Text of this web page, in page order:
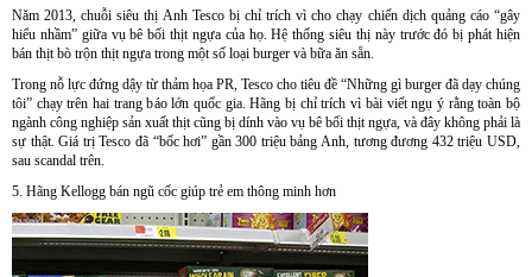
Năm 2013, chuỗi siêu thị Anh Tesco bị chỉ trích vì cho chạy chiến dịch quảng cáo “gây
hiểu nhầm” giữa vụ bê bối thịt ngựa của họ. Hệ thống siêu thị này trước đó bị phát hiện
bán thịt bò trộn thịt ngựa trong một số loại burger và bữa ăn sẵn.
Trong nỗ lực đứng dậy từ thảm họa PR, Tesco cho tiêu đề “Những gì burger đã dạy chúng
tôi” chạy trên hai trang báo lớn quốc gia. Hãng bị chỉ trích vì bài viết ngụ ý rằng toàn bộ
ngành công nghiệp sản xuất thịt cũng bị dính vào vụ bê bối thịt ngựa, và đây không phải là
sự thật. Giá trị Tesco đã “bốc hơi” gần 300 triệu bảng Anh, tương đương 432 triệu USD,
sau scandal trên.
5. Hãng Kellogg bán ngũ cốc giúp trẻ em thông minh hơn